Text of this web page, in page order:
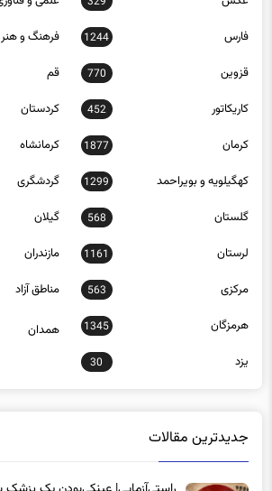
فارس 1244 فرهنگ و هنر
قزوین 770 قم
کاریکاتور 452 کردستان
کرمان 1877 کرمانشاه
کهگیلویه و بویراحمد 1299 گردشگری
گلستان 568 گیلان
لرستان 1161 مازندران
مرکزی 563 مناطق آزاد
هرمزگان 1345
یزد 30
راستی‌آزمایی| عینکی‌بودن یک پزشک